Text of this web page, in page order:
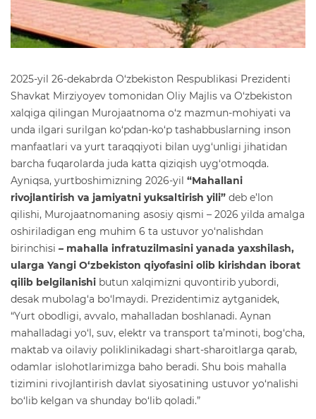
2025-yil 26-dekabrda O‘zbekiston Respublikasi Prezidenti
Shavkat Mirziyoyev tomonidan Oliy Majlis va O‘zbekiston
xalqiga qilingan Murojaatnoma o‘z mazmun-mohiyati va
unda ilgari surilgan ko‘pdan-ko‘p tashabbuslarning inson
manfaatlari va yurt taraqqiyoti bilan uyg‘unligi jihatidan
barcha fuqarolarda juda katta qiziqish uyg‘otmoqda.
Ayniqsa, yurtboshimizning 2026-yil “Mahallani
rivojlantirish va jamiyatni yuksaltirish yili” deb e’lon
qilishi, Murojaatnomaning asosiy qismi – 2026 yilda amalga
oshiriladigan eng muhim 6 ta ustuvor yo‘nalishdan
birinchisi – mahalla infratuzilmasini yanada yaxshilash,
ularga Yangi O‘zbekiston qiyofasini olib kirishdan iborat
qilib belgilanishi butun xalqimizni quvontirib yubordi,
desak mubolag‘a bo‘lmaydi. Prezidentimiz aytganidek,
“Yurt obodligi, avvalo, mahalladan boshlanadi. Aynan
mahalladagi yo‘l, suv, elektr va transport ta’minoti, bog‘cha,
maktab va oilaviy poliklinikadagi shart-sharoitlarga qarab,
odamlar islohotlarimizga baho beradi. Shu bois mahalla
tizimini rivojlantirish davlat siyosatining ustuvor yo‘nalishi
bo‘lib kelgan va shunday bo‘lib qoladi.”